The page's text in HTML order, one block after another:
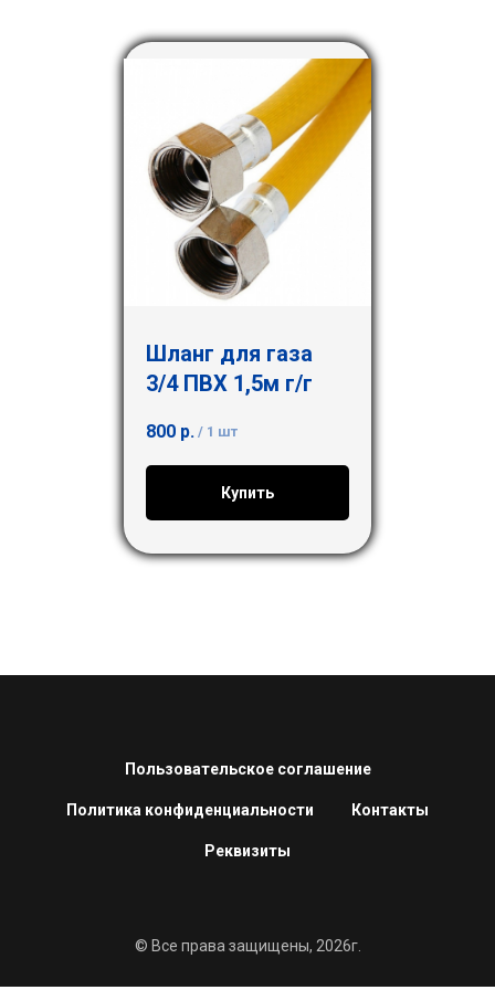
Шланг для газа
3/4 ПВХ 1,5м г/г
800 р. / 1 шт
Купить
Пользовательское соглашение
Политика конфиденциальности Контакты
Реквизиты
© Все права защищены, 2026г.